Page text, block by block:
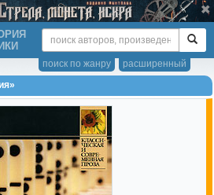
расширенный
поиск по жанру